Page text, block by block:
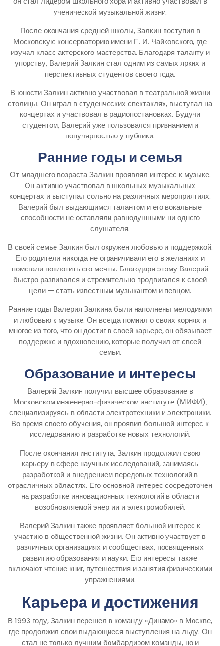
ученической музыкальной жизни.
После окончания средней школы, Залкин поступил в
Московскую консерваторию имени П. И. Чайковского, где
изучал класс актерского мастерства. Благодаря таланту и
упорству, Валерий Залкин стал одним из самых ярких и
перспективных студентов своего года.
В юности Залкин активно участвовал в театральной жизни
столицы. Он играл в студенческих спектаклях, выступал на
концертах и участвовал в радиопостановках. Будучи
студентом, Валерий уже пользовался признанием и
популярностью у публики.
Ранние годы и семья
От младшего возраста Залкин проявлял интерес к музыке.
Он активно участвовал в школьных музыкальных
концертах и выступал сольно на различных мероприятиях.
Валерий был выдающимся талантом и его вокальные
способности не оставляли равнодушными ни одного
слушателя.
В своей семье Залкин был окружен любовью и поддержкой.
Его родители никогда не ограничивали его в желаниях и
помогали воплотить его мечты. Благодаря этому Валерий
быстро развивался и стремительно продвигался к своей
цели — стать известным музыкантом и певцом.
Ранние годы Валерия Залкина были наполнены мелодиями
и любовью к музыке. Он всегда помнил о своих корнях и
многое из того, что он достиг в своей карьере, он обязывает
поддержке и вдохновению, которые получил от своей
семьи.
Образование и интересы
Валерий Залкин получил высшее образование в
Московском инженерно-физическом институте (МИФИ),
специализируясь в области электротехники и электроники.
Во время своего обучения, он проявил большой интерес к
исследованию и разработке новых технологий.
После окончания института, Залкин продолжил свою
карьеру в сфере научных исследований, занимаясь
разработкой и внедрением передовых технологий в
отрасличных областях. Его основной интерес сосредоточен
на разработке инновационных технологий в области
возобновляемой энергии и электромобилей.
Валерий Залкин также проявляет большой интерес к
участию в общественной жизни. Он активно участвует в
различных организациях и сообществах, посвященных
развитию образования и науки. Его интересы также
включают чтение книг, путешествия и занятия физическими
упражнениями.
Карьера и достижения
В 1993 году, Залкин перешел в команду «Динамо» в Москве,
где продолжил свои выдающиеся выступления на льду. Он
стал не только лучшим бомбардиром команды, но и